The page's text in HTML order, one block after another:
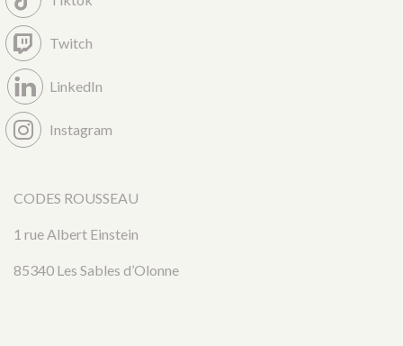
Twitch
LinkedIn
Instagram
CODES ROUSSEAU
1 rue Albert Einstein
85340 Les Sables d’Olonne